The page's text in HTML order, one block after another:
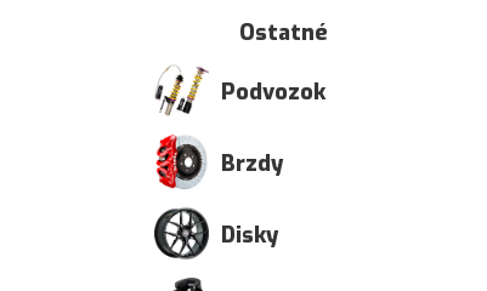
Ostatné
Podvozok
Brzdy
Disky